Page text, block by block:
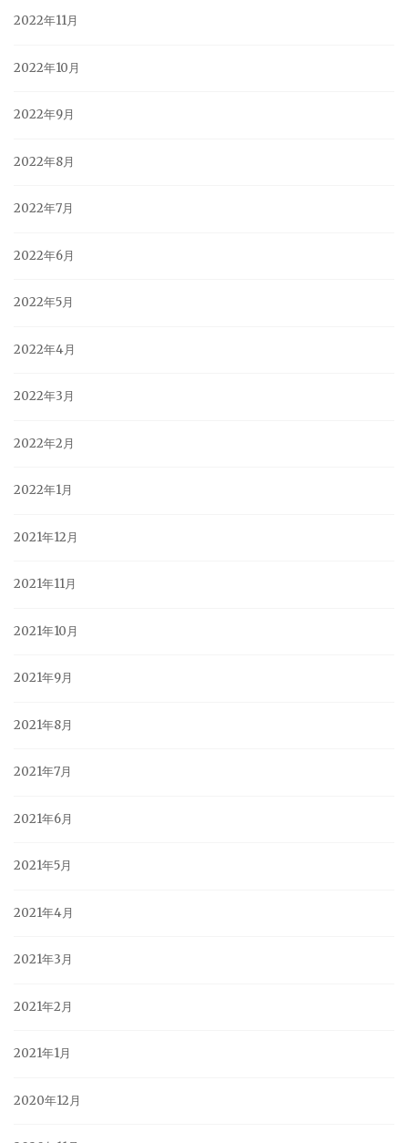
2022年11月
2022年10月
2022年9月
2022年8月
2022年7月
2022年6月
2022年5月
2022年4月
2022年3月
2022年2月
2022年1月
2021年12月
2021年11月
2021年10月
2021年9月
2021年8月
2021年7月
2021年6月
2021年5月
2021年4月
2021年3月
2021年2月
2021年1月
2020年12月